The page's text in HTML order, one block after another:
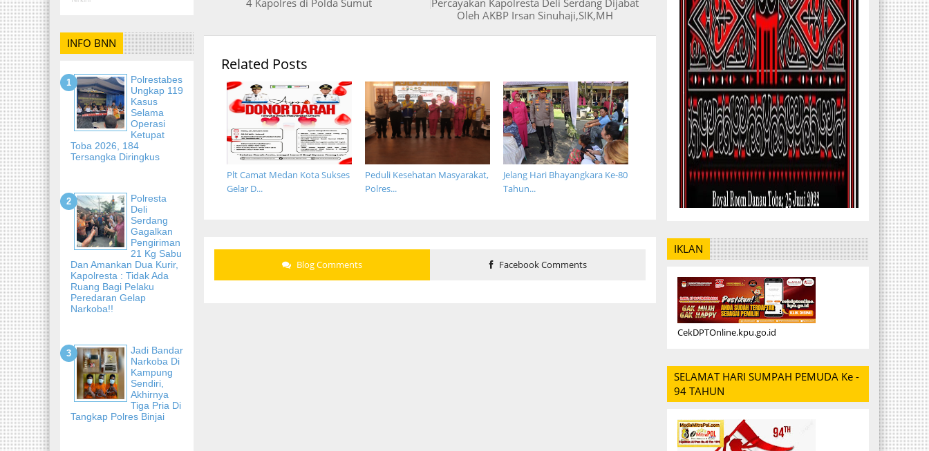
INFO BNN
Polrestabes
Ungkap 119
Kasus
Selama
Operasi
Ketupat
Toba 2026, 184
Tersangka Diringkus
Polresta
Deli
Serdang
Gagalkan
Pengiriman
21 Kg Sabu
Dan Amankan Dua Kurir,
Kapolresta : Tidak Ada
Ruang Bagi Pelaku
Peredaran Gelap
Narkoba!!
Jadi Bandar
Narkoba Di
Kampung
Sendiri,
Akhirnya
Tiga Pria Di
Tangkap Polres Binjai
Percayakan Kapolresta Deli Serdang Dijabat
Oleh AKBP Irsan Sinuhaji,SIK,MH
4 Kapolres di Polda Sumut
Related Posts
Jelang Hari Bhayangkara Ke-80
Tahun...
Peduli Kesehatan Masyarakat,
Polres...
Plt Camat Medan Kota Sukses
Gelar D...
Blog Comments Facebook Comments
IKLAN
CekDPTOnline.kpu.go.id
SELAMAT HARI SUMPAH PEMUDA Ke -
94 TAHUN